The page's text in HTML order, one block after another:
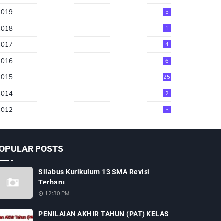
5
1
4
6
25
2
5
POSTS
Silabus Kurikulum 13 SMA Revisi
Terbaru
12:30 PM
PENILAIAN AKHIR TAHUN (PAT) KELAS